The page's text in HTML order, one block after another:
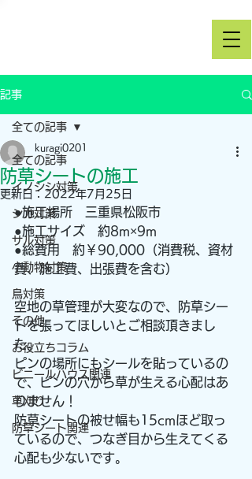
記事
全ての記事
イノシシ対策
シカ対策
サル対策
小動物対策
鳥対策
その他
お役立ちコラム
ビニールハウス関連
草刈り
防草シート関連
全ての記事
防草シートの施工
kuragi0201
更新日： 2022年7月25日
●施工場所　三重県松阪市
●施工サイズ　約8m×9m
●総費用　約￥90,000（消費税、資材
費、施工費、出張費を含む）
空地の草管理が大変なので、防草シー
トを張ってほしいとご相談頂きまし
た。
ピンの場所にもシールを貼っているの
で、ピンの穴から草が生える心配はあ
りません！
防草シートの被せ幅も15cmほど取っ
ているので、つなぎ目から生えてくる
心配も少ないです。